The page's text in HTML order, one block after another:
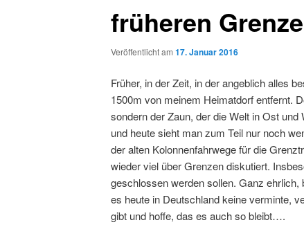
früheren Grenze
Veröffentlicht am 17. Januar 2016
Früher, in der Zeit, in der angeblich alles
1500m von meinem Heimatdorf entfernt.
sondern der Zaun, der die Welt in Ost
und heute sieht man zum Teil nur noch
der alten Kolonnenfahrwege für die
wieder viel über Grenzen diskutiert.
geschlossen werden sollen. Ganz ehrlich,
es heute in Deutschland keine verminte,
gibt und hoffe, das es auch so bleibt….